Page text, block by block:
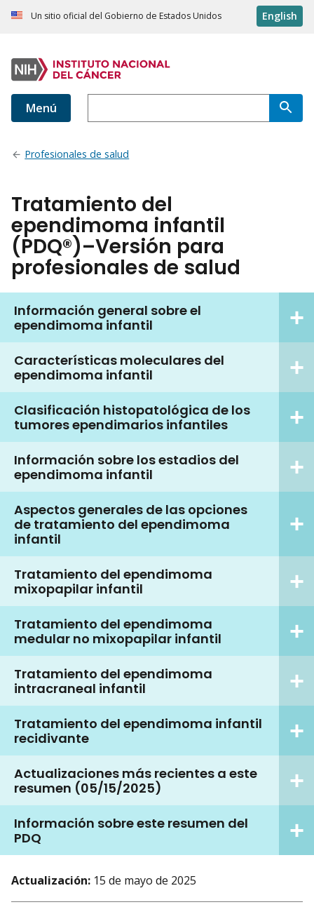
Un sitio oficial del Gobierno de Estados Unidos English
Menú
Profesionales de salud
Tratamiento del
ependimoma infantil
(PDQ®)–Versión para
profesionales de salud
Información general sobre el
ependimoma infantil
Características moleculares del
ependimoma infantil
Clasificación histopatológica de los
tumores ependimarios infantiles
Información sobre los estadios del
ependimoma infantil
Aspectos generales de las opciones
de tratamiento del ependimoma
infantil
Tratamiento del ependimoma
mixopapilar infantil
Tratamiento del ependimoma
medular no mixopapilar infantil
Tratamiento del ependimoma
intracraneal infantil
Tratamiento del ependimoma infantil
recidivante
Actualizaciones más recientes a este
resumen (05/15/2025)
Información sobre este resumen del
PDQ
Actualización: 15 de mayo de 2025